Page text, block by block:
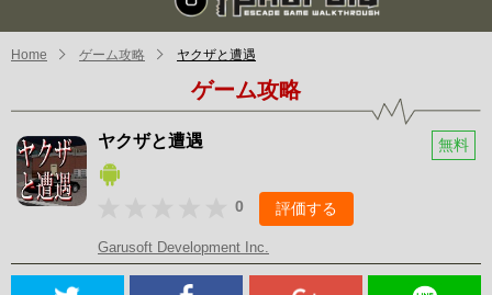
Home ゲーム攻略 ヤクザと遭遇
ゲーム攻略
ヤクザと遭遇 無料
0 評価する
Garusoft Development Inc.